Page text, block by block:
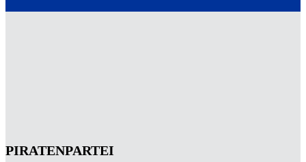
PIRATENPARTEI